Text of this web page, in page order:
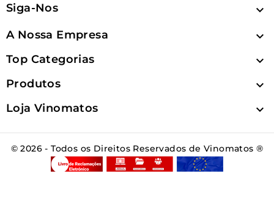
Siga-Nos 
A Nossa Empresa 
Top Categorias 
Produtos 
Loja Vinomatos 
© 2026 - Todos os Direitos Reservados de Vinomatos ®